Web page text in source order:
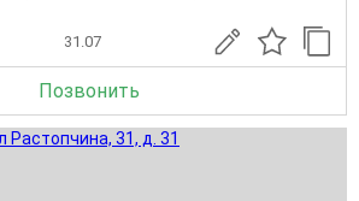
31.07
Позвонить